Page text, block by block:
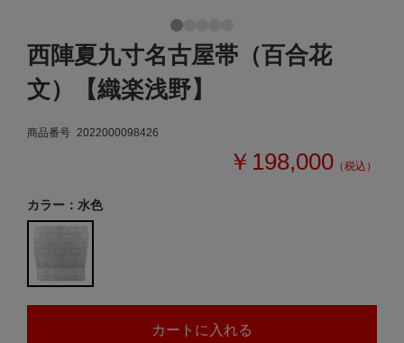
西陣夏九寸名古屋帯（百合花
文）【織楽浅野】
商品番号 2022000098426
￥198,000 （税込）
カラー：水色